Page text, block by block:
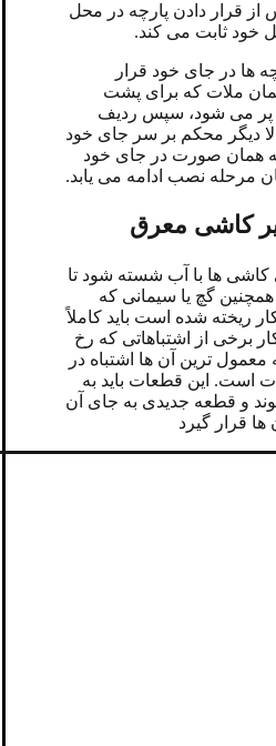
از قرار دادن پارچه در محل
خود ثابت می کند.
ها در جای خود قرار
ملات که برای پشت
پر می شود، سپس ردیف
دیگر محکم بر سر جای خود
همان صورت در جای خود
مرحله نصب ادامه می یابد.
کاشی ها با آب شسته شود تا
گچ یا سیمانی که
ریخته شده است باید کاملاً
برخی از اشتباهاتی که رخ
ترین آن ها اشتباه در
است. این قطعات باید به
و قطعه جدیدی به جای آن
قرار گیرد